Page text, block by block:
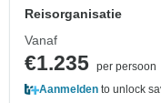
Reisorganisatie
Vanaf
€1.235 per persoon
Aanmelden to unlock